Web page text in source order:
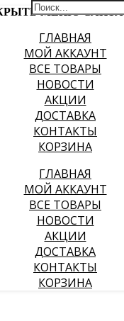
МЕНЮ САЙТА
ГЛАВНАЯ
МОЙ АККАУНТ
ВСЕ ТОВАРЫ
НОВОСТИ
АКЦИИ
ДОСТАВКА
КОНТАКТЫ
КОРЗИНА
ГЛАВНАЯ
МОЙ АККАУНТ
ВСЕ ТОВАРЫ
НОВОСТИ
АКЦИИ
ДОСТАВКА
КОНТАКТЫ
КОРЗИНА